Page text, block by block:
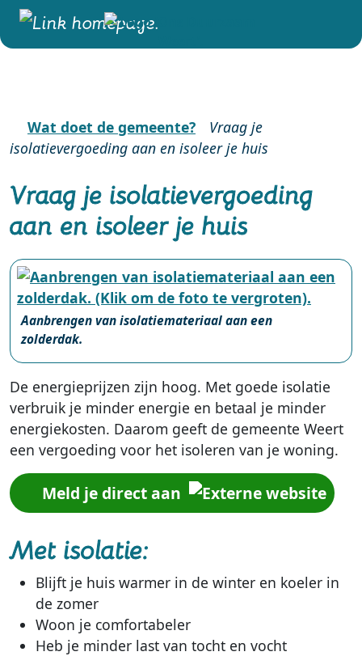
Wat doet de gemeente?
Vraag je
isolatievergoeding aan en isoleer je huis
Vraag je isolatievergoeding
aan en isoleer je huis
Aanbrengen van isolatiemateriaal aan een
zolderdak.
De energieprijzen zijn hoog. Met goede isolatie
verbruik je minder energie en betaal je minder
energiekosten. Daarom geeft de gemeente Weert
een vergoeding voor het isoleren van je woning.
Meld je direct aan
Met isolatie:
Blijft je huis warmer in de winter en koeler in
de zomer
Woon je comfortabeler
Heb je minder last van tocht en vocht